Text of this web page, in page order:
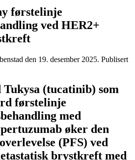
førstelinje
ved HER2+
den 19. desember 2025. Publisert
(tucatinib) som
førstelinje
med
øker den
(PFS) ved
brystkreft med